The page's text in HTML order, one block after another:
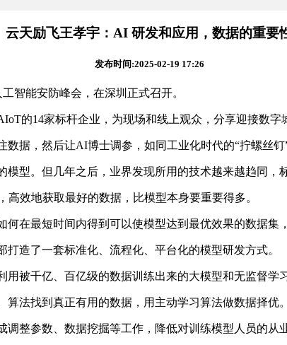
云天励飞王孝宇：AI 研发和应用，数据的重要
发布时间:2025-02-19 17:26
能安防峰会，在深圳正式召开。
14家标杆企业，为现场和线上观众，分享迎接数字
，然后让AI博士调参，如同工业化时代的“拧螺丝钉
。但几年之后，业界发现所用的技术越来越趋同，
效地获取最好的数据，比模型本身要重要得多。
最短时间内得到可以使模型达到最优效果的数据集
了一套标准化、流程化、平台化的模型研发方式。
千亿、百亿级的数据训练出来的大模型和无监督学
找到真正有用的数据，用主动学习算法做数据择优。
参数、数据挖掘等工作，降低对训练模型人员的从